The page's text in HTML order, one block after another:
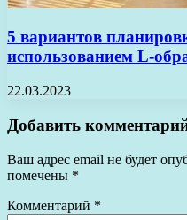
5 вариантов
использованием L-
22.03.2023
Добавить
Ваш адрес email не будет
помечены *
Комментарий *